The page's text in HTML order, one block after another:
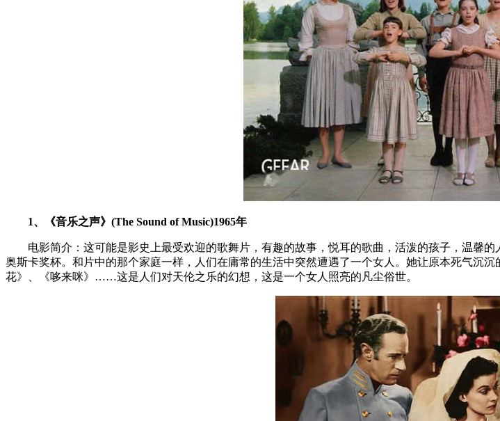
1、《音乐之声》(The Sound of Music)1965年
电影简介：这可能是影史上最受欢迎的歌舞片，有趣的故事，悦耳的歌曲，活泼的孩子，温馨的
奥斯卡奖杯。和片中的那个家庭一样，人们在庸常的生活中突然遭遇了一个女人。她让原本死气沉
花》、《哆来咪》……这是人们对天伦之乐的幻想，这是一个女人照亮的凡尘俗世。